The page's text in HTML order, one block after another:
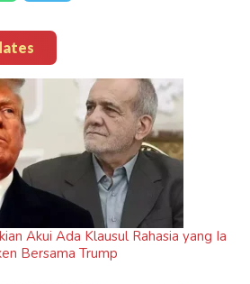
Akui Ada Klausul Rahasia yang Ia
Bersama Trump